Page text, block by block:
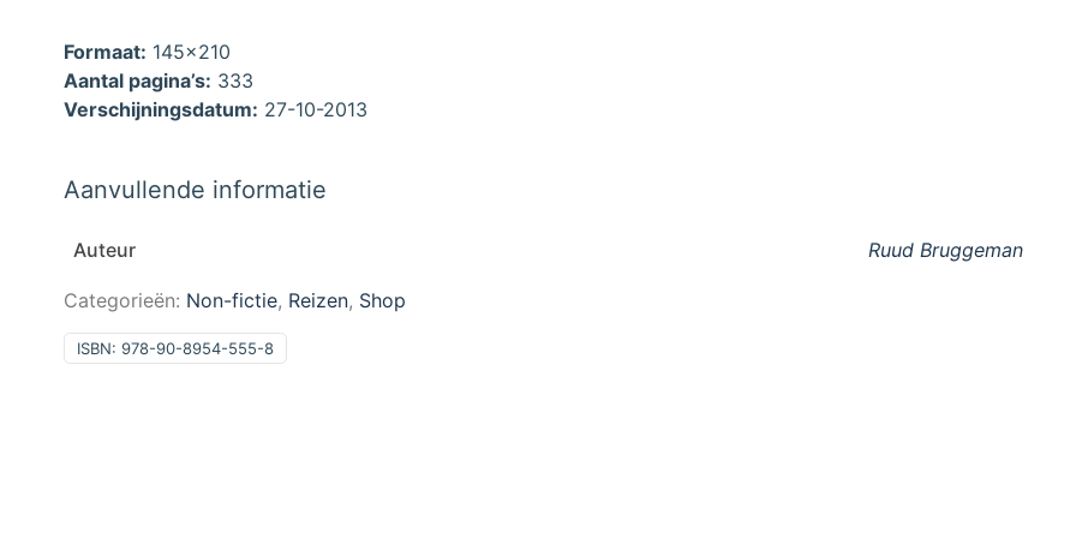
Formaat: 145x210
Aantal pagina’s: 333
Verschijningsdatum: 27-10-2013
Aanvullende informatie
Auteur Ruud Bruggeman
Categorieën: Non-fictie, Reizen, Shop
ISBN: 978-90-8954-555-8